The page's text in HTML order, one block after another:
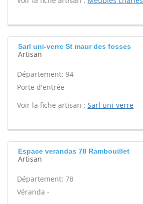
Sarl uni-verre St maur des fosses
Artisan
Département: 94
Porte d'entrée -
Voir la fiche artisan : Sarl uni-verre
Espace verandas 78 Rambouillet
Artisan
Département: 78
Véranda -